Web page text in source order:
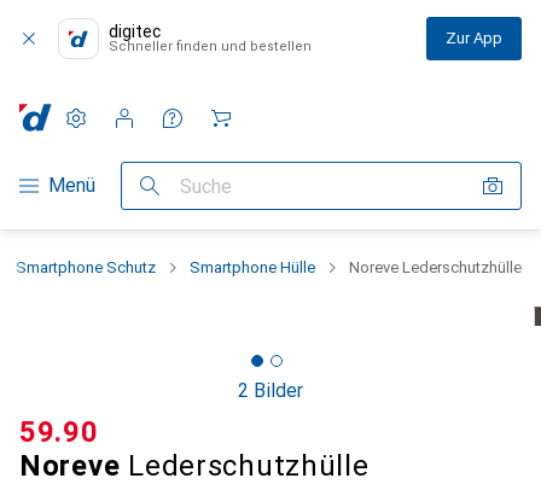
digitec
Schneller finden und bestellen Zur App
Navigation nach Kategorien
Menü Suche
Einstellungen
Kundenkonto
Vergleichslisten
Merklisten
Warenkorb
Smartphone Schutz Smartphone Hülle Noreve Lederschutzhülle
2 Bilder
Noreve Lederschutzhülle
CHF
59.90